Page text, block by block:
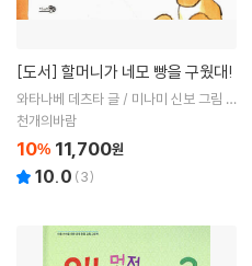
[도서] 할머니가 네모 빵을 구웠대!
와타나베 데츠타 글 / 미나미 신보 그림 /
한미숙 역
천개의바람
10% 11,700원
10.0 (3)